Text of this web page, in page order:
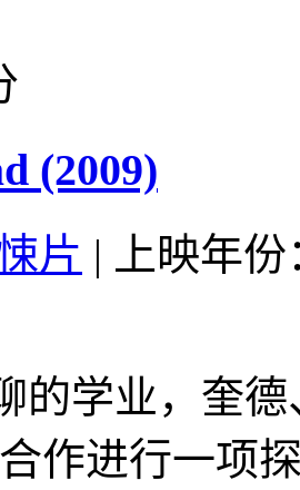
(2009)
片 |
上映年
的学业，奎
作进行一项